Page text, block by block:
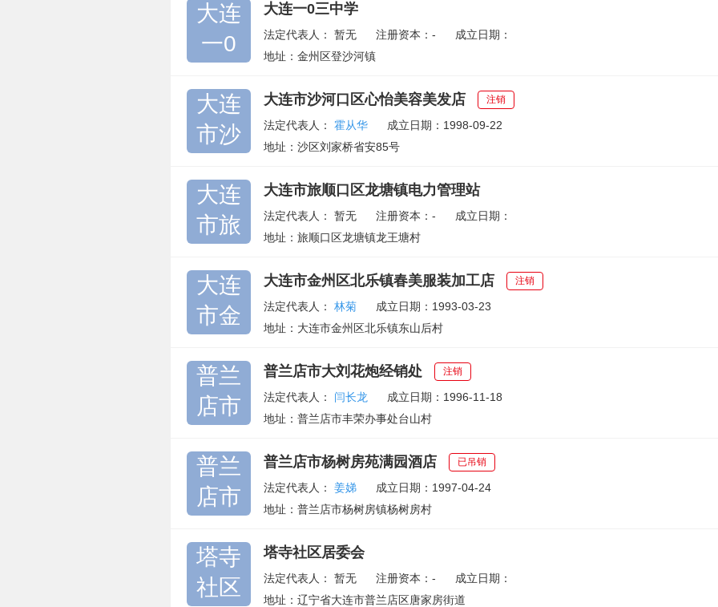
大连
一0
大连一0三中学
法定代表人：暂无 注册资本：-
成立日期：
地址：金州区登沙河镇
大连
市沙
大连市沙河口区心怡美容美发店 注销
法定代表人：霍从华
成立日期：1998-09-22
地址：沙区刘家桥省安85号
大连
市旅
大连市旅顺口区龙塘镇电力管理站
法定代表人：暂无 注册资本：-
成立日期：
地址：旅顺口区龙塘镇龙王塘村
大连
市金
大连市金州区北乐镇春美服装加工店 注销
法定代表人：林菊
成立日期：1993-03-23
地址：大连市金州区北乐镇东山后村
普兰
店市
普兰店市大刘花炮经销处 注销
法定代表人： 闫长龙
成立日期：1996-11-18
地址：普兰店市丰荣办事处台山村
普兰
店市
普兰店市杨树房苑满园酒店 已吊销
法定代表人：姜娣
成立日期：1997-04-24
地址：普兰店市杨树房镇杨树房村
塔寺
社区
塔寺社区居委会
法定代表人：暂无 注册资本：-
成立日期：
地址：辽宁省大连市普兰店区唐家房街道